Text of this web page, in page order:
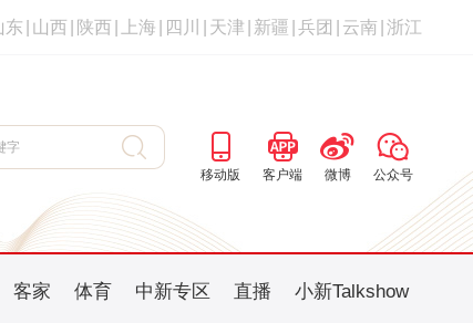
东 山西 陕西 上海 四川 天津 新疆 兵团 云南 浙江
移动版 客户端 微博 公众号
客家 体育 中新专区 直播 小新Talkshow